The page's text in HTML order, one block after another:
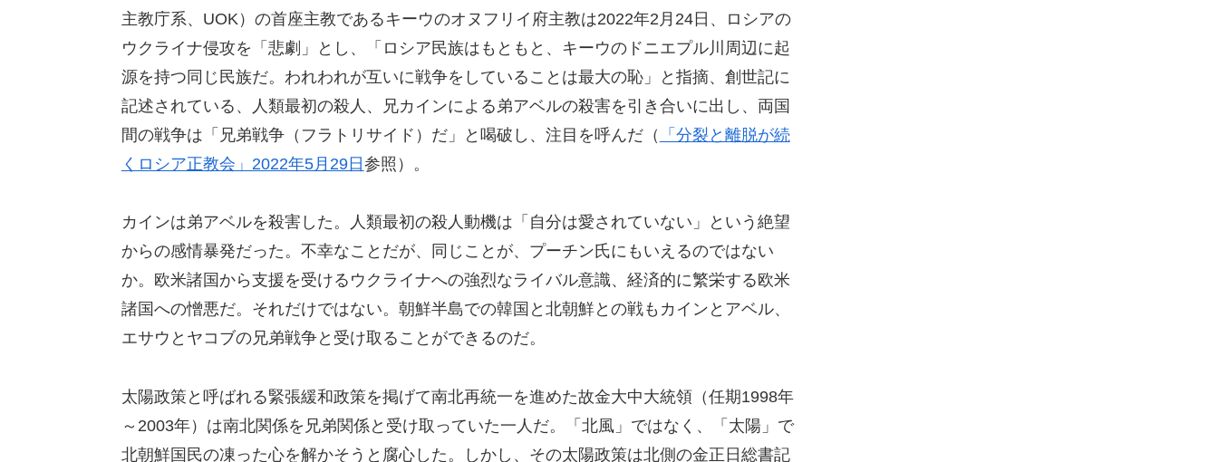
主教庁系、UOK）の首座主教であるキーウのオヌフリイ府主教は2022年2月24日、ロシアの
ウクライナ侵攻を「悲劇」とし、「ロシア民族はもともと、キーウのドニエプル川周辺に起
源を持つ同じ民族だ。われわれが互いに戦争をしていることは最大の恥」と指摘、創世記に
記述されている、人類最初の殺人、兄カインによる弟アベルの殺害を引き合いに出し、両国
間の戦争は「兄弟戦争（フラトリサイド）だ」と喝破し、注目を呼んだ（
「分裂と離脱が続
くロシア正教会」2022年5月29日参照）。
カインは弟アベルを殺害した。人類最初の殺人動機は「自分は愛されていない」という絶望
からの感情暴発だった。不幸なことだが、同じことが、プーチン氏にもいえるのではない
か。欧米諸国から支援を受けるウクライナへの強烈なライバル意識、経済的に繁栄する欧米
諸国への憎悪だ。それだけではない。朝鮮半島での韓国と北朝鮮との戦もカインとアベル、
エサウとヤコブの兄弟戦争と受け取ることができるのだ。
太陽政策と呼ばれる緊張緩和政策を掲げて南北再統一を進めた故金大中大統領（任期1998年
～2003年）は南北関係を兄弟関係と受け取っていた一人だ。「北風」ではなく、「太陽」で
北朝鮮国民の凍った心を解かそうと腐心した。しかし、その太陽政策は北側の金正日総書記